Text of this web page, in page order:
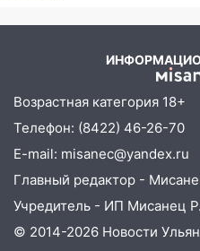
18:00
большой
17:30 Где есть
августа после
17:05 «Обыск» по
Ульяновске
сообщницу
16:12
Едва не
Вешкайме
Возрастная категория 18+
Телефон: (8422) 46-26-70
E-mail: misanec@yandex.ru
Главный редактор -
Учредитель - ИП Мисанец
© 2014-2026 Новости